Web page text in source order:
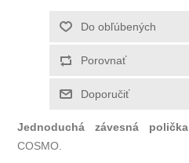
Jednoduchá závesná polička
COSMO.